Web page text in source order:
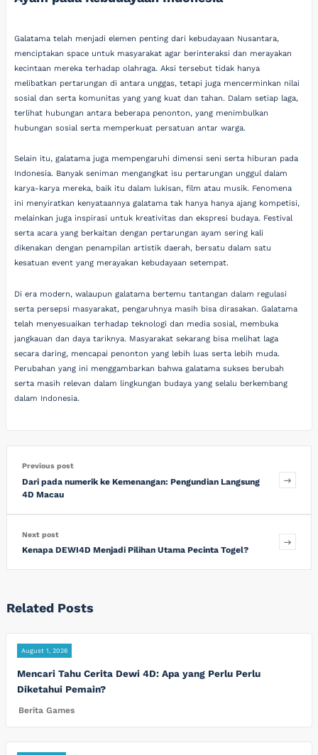
Galatama telah menjadi elemen penting dari kebudayaan Nusantara,
menciptakan space untuk masyarakat agar berinteraksi dan merayakan
kecintaan mereka terhadap olahraga. Aksi tersebut tidak hanya
melibatkan pertarungan di antara unggas, tetapi juga mencerminkan nilai
sosial dan serta komunitas yang yang kuat dan tahan. Dalam setiap laga,
terlihat hubungan antara beberapa penonton, yang menimbulkan
hubungan sosial serta memperkuat persatuan antar warga.
Selain itu, galatama juga mempengaruhi dimensi seni serta hiburan pada
Indonesia. Banyak seniman mengangkat isu pertarungan unggul dalam
karya-karya mereka, baik itu dalam lukisan, film atau musik. Fenomena
ini menyiratkan kenyataannya galatama tak hanya hanya ajang kompetisi,
melainkan juga inspirasi untuk kreativitas dan ekspresi budaya. Festival
serta acara yang berkaitan dengan pertarungan ayam sering kali
dikenakan dengan penampilan artistik daerah, bersatu dalam satu
kesatuan event yang merayakan kebudayaan setempat.
Di era modern, walaupun galatama bertemu tantangan dalam regulasi
serta persepsi masyarakat, pengaruhnya masih bisa dirasakan. Galatama
telah menyesuaikan terhadap teknologi dan media sosial, membuka
jangkauan dan daya tariknya. Masyarakat sekarang bisa melihat laga
secara daring, mencapai penonton yang lebih luas serta lebih muda.
Perubahan yang ini menggambarkan bahwa galatama sukses berubah
serta masih relevan dalam lingkungan budaya yang selalu berkembang
dalam Indonesia.
Previous post
Dari pada numerik ke Kemenangan: Pengundian Langsung
4D Macau
Next post
Kenapa DEWI4D Menjadi Pilihan Utama Pecinta Togel?
Related Posts
August 1, 2026
Mencari Tahu Cerita Dewi 4D: Apa yang Perlu Perlu
Diketahui Pemain?
Berita Games